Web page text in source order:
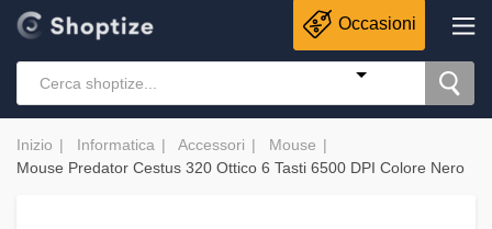
Occasioni
Inizio Informatica Accessori
Mouse
Mouse Predator Cestus 320 Ottico 6 Tasti 6500 DPI Colore Nero